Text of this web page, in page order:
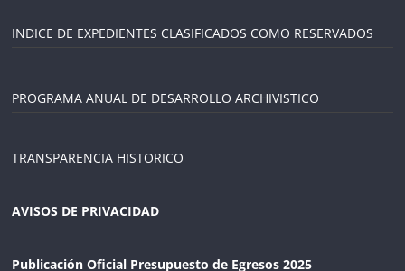
INDICE DE EXPEDIENTES CLASIFICADOS COMO RESERVADOS
PROGRAMA ANUAL DE DESARROLLO ARCHIVISTICO
TRANSPARENCIA HISTORICO
AVISOS DE PRIVACIDAD
Publicación Oficial Presupuesto de Egresos 2025